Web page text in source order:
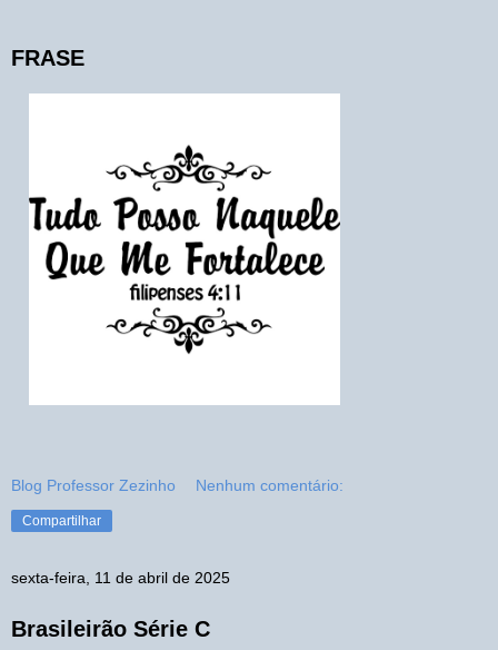
FRASE
Blog Professor Zezinho Nenhum comentário:
Compartilhar
sexta-feira, 11 de abril de 2025
Brasileirão Série C